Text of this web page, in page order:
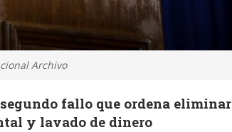
Archivo
fallo que ordena eliminar
y lavado de dinero